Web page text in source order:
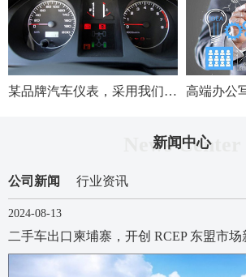
某品牌汽车仪表，采用我们的智能仪表
新闻中心
News Center
公司新闻 行业资讯
2024-08-13
二手车出口柬埔寨，开创 RCEP 东盟市场